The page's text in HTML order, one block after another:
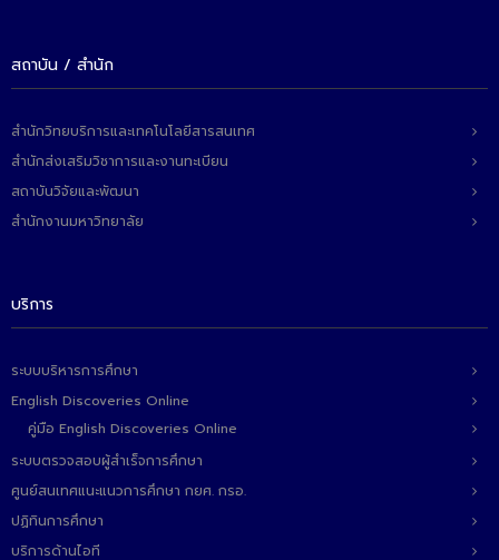
สถาบัน / สำนัก
สำนักวิทยบริการและเทคโนโลยีสารสนเทศ
สำนักส่งเสริมวิชาการและงานทะเบียน
สถาบันวิจัยและพัฒนา
สำนักงานมหาวิทยาลัย
บริการ
ระบบบริหารการศึกษา
English Discoveries Online
คู่มือ English Discoveries Online
ระบบตรวจสอบผู้สำเร็จการศึกษา
ศูนย์สนเทศแนะแนวการศึกษา กยศ. กรอ.
ปฏิทินการศึกษา
บริการด้านไอที